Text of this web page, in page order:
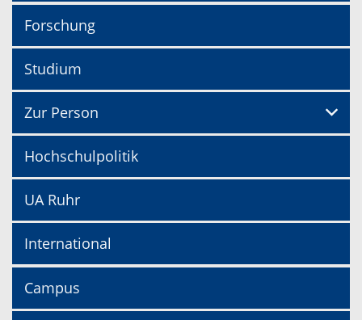
Forschung
Studium
Zur Person
Hochschulpolitik
UA Ruhr
International
Campus